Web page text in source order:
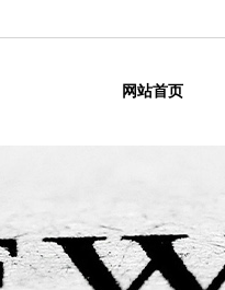
网站首页